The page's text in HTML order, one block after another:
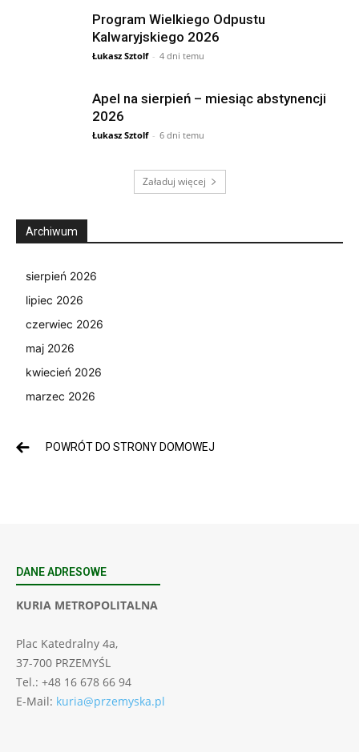
Program Wielkiego Odpustu
Kalwaryjskiego 2026
Łukasz Sztolf - 4 dni temu
Apel na sierpień – miesiąc abstynencji
2026
Łukasz Sztolf - 6 dni temu
Załaduj więcej
Archiwum
sierpień 2026
lipiec 2026
czerwiec 2026
maj 2026
kwiecień 2026
marzec 2026
POWRÓT DO STRONY DOMOWEJ
DANE ADRESOWE
KURIA METROPOLITALNA
Plac Katedralny 4a,
37-700 PRZEMYŚL
Tel.: +48 16 678 66 94
E-Mail: kuria@przemyska.pl